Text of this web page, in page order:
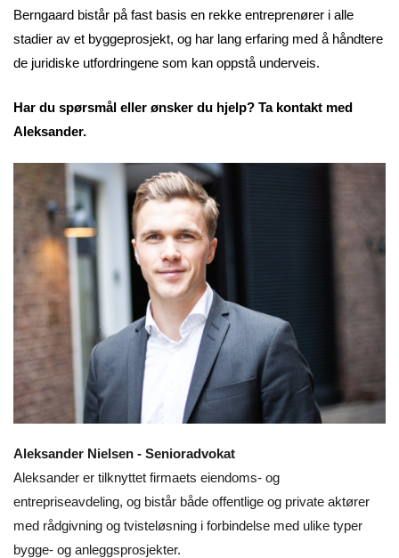
Berngaard bistår på fast basis en rekke entreprenører i alle
stadier av et byggeprosjekt, og har lang erfaring med å håndtere
de juridiske utfordringene som kan oppstå underveis.
Har du spørsmål eller ønsker du hjelp? Ta kontakt med
Aleksander.
Aleksander Nielsen - Senioradvokat
Aleksander er tilknyttet firmaets eiendoms- og
entrepriseavdeling, og bistår både offentlige og private aktører
med rådgivning og tvisteløsning i forbindelse med ulike typer
bygge- og anleggsprosjekter.